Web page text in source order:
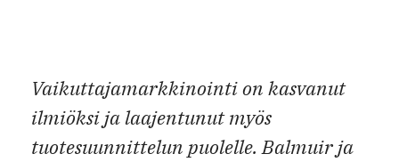
Vaikuttajamarkkinointi on kasvanut
ilmiöksi ja laajentunut myös
tuotesuunnittelun puolelle. Balmuir ja